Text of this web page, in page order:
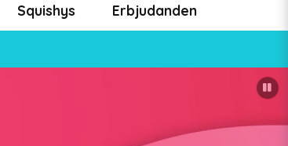
Squishys Erbjudanden